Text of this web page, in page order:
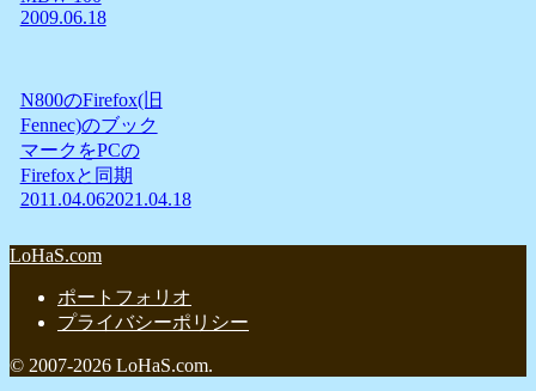
2009.06.18
N800のFirefox(旧
Fennec)のブック
マークをPCの
Firefoxと同期
2011.04.062021.04.18
LoHaS.com
ポートフォリオ
プライバシーポリシー
© 2007-2026 LoHaS.com.